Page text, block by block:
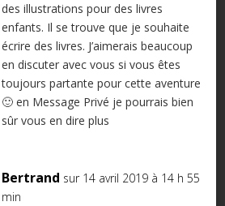
des illustrations pour des livres
enfants. Il se trouve que je souhaite
écrire des livres. J’aimerais beaucoup
en discuter avec vous si vous êtes
toujours partante pour cette aventure
🙂 en Message Privé je pourrais bien
sûr vous en dire plus
Bertrand sur 14 avril 2019 à 14 h 55
min